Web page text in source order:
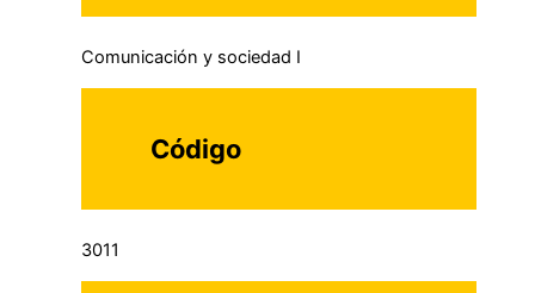
Comunicación y sociedad I
Código
3011